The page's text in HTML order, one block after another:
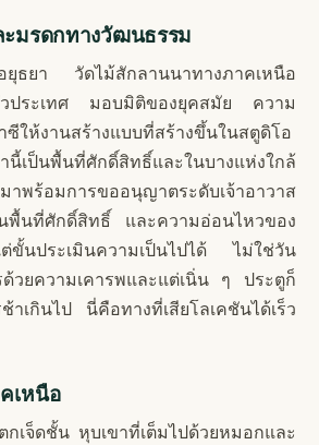
ะมรดกทางวัฒนธรรม
ยุธยา วัดไม้สักลานนาทางภาคเหนือ
วประเทศ มอบมิติของยุคสมัย ความ
ให้งานสร้างแบบที่สร้างขึ้นในสตูดิโอ
เป็นพื้นที่ศักดิ์สิทธิ์และในบางแห่งใกล้
อมการขออนุญาตระดับเจ้าอาวาส
พื้นที่ศักดิ์สิทธิ์ และความอ่อนไหวของ
ต่ขั้นประเมินความเป็นไปได้ ไม่ใช่วัน
วยความเคารพและแต่เนิ่น ๆ ประตูก็
เกินไป นี่คือทางที่เสียโลเคชันได้เร็ว
เหนือ
เจ็ดชั้น หุบเขาที่เต็มไปด้วยหมอกและ